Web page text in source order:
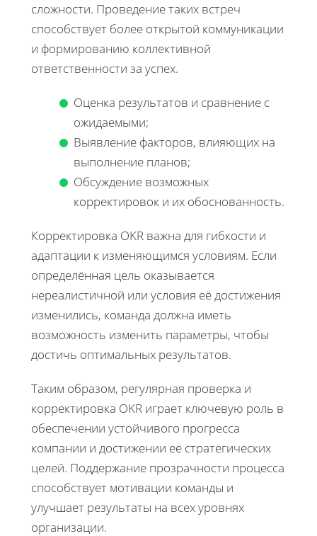
сложности. Проведение таких встреч
способствует более открытой коммуникации
и формированию коллективной
ответственности за успех.
Оценка результатов и сравнение с
ожидаемыми;
Выявление факторов, влияющих на
выполнение планов;
Обсуждение возможных
корректировок и их обоснованность.
Корректировка OKR важна для гибкости и
адаптации к изменяющимся условиям. Если
определённая цель оказывается
нереалистичной или условия её достижения
изменились, команда должна иметь
возможность изменить параметры, чтобы
достичь оптимальных результатов.
Таким образом, регулярная проверка и
корректировка OKR играет ключевую роль в
обеспечении устойчивого прогресса
компании и достижении её стратегических
целей. Поддержание прозрачности процесса
способствует мотивации команды и
улучшает результаты на всех уровнях
организации.